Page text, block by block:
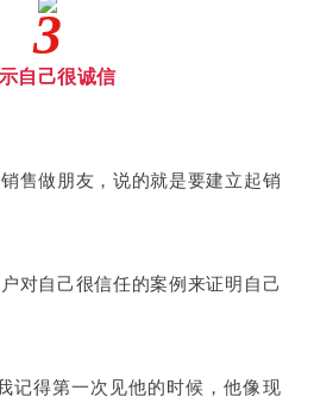
3
自己很诚信
售做朋友，说的就是要建立起销
对自己很信任的案例来证明自己
记得第一次见他的时候，他像现